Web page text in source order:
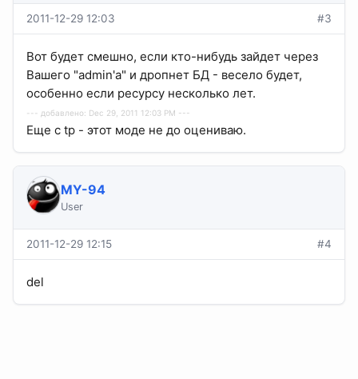
2011-12-29 12:03 #3
Вот будет смешно, если кто-нибудь зайдет через
Вашего "admin'a" и дропнет БД - весело будет,
особенно если ресурсу несколько лет.
--- добавлено: Dec 29, 2011 12:03 PM ---
Еще с tp - этот моде не до оцениваю.
MY-94
User
2011-12-29 12:15 #4
del